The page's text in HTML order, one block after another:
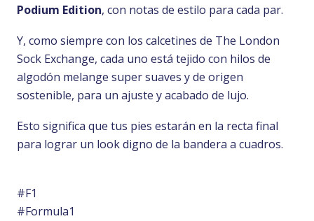
Podium Edition, con notas de estilo para cada par.
Y, como siempre con los calcetines de The London
Sock Exchange, cada uno está tejido con hilos de
algodón melange super suaves y de origen
sostenible, para un ajuste y acabado de lujo.
Esto significa que tus pies estarán en la recta final
para lograr un look digno de la bandera a cuadros.
#F1
#Formula1